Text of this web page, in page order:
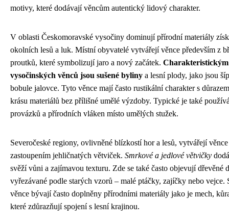
motivy, které dodávají věncům autentický lidový charakter.
V oblasti Českomoravské vysočiny dominují přírodní materiály
okolních lesů a luk. Místní obyvatelé vytvářejí věnce především z
proutků, které symbolizují jaro a nový začátek.
vysočinských věnců jsou sušené byliny a lesní plody, jako jsou
bobule jalovce. Tyto věnce mají často rustikální charakter s
krásu materiálů bez přílišné umělé výzdoby. Typické je také
provázků a přírodních vláken místo umělých stužek.
Severočeské regiony, ovlivněné blízkostí hor a lesů, vytvářejí
zastoupením jehličnatých větviček. Smrkové a jedlové větvičky
svěží vůni a zajímavou texturu. Zde se také často objevují dřevěné
vyřezávané podle starých vzorů – malé ptáčky, zajíčky nebo vejce.
věnce bývají často doplněny přírodními materiály jako je mech,
které zdůrazňují spojení s lesní krajinou.